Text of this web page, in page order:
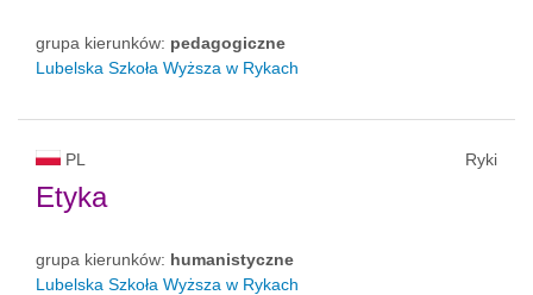
grupa kierunków: pedagogiczne
Lubelska Szkoła Wyższa w Rykach
PL Ryki
Etyka
grupa kierunków: humanistyczne
Lubelska Szkoła Wyższa w Rykach